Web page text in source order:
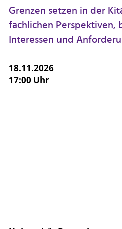
Grenzen setzen in der
fachlichen Perspektiven,
Interessen und
18.11.2026
17:00 Uhr